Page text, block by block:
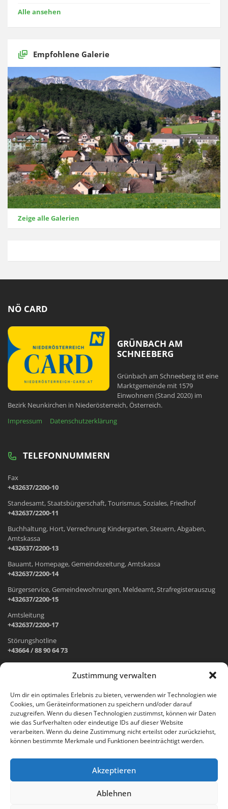
Zustimmung verwalten
Um dir ein optimales Erlebnis zu bieten, verwenden wir Technologien wie
Cookies, um Geräteinformationen zu speichern und/oder darauf
zuzugreifen. Wenn du diesen Technologien zustimmst, können wir Daten
wie das Surfverhalten oder eindeutige IDs auf dieser Website
verarbeiten. Wenn du deine Zustimmung nicht erteilst oder zurückziehst,
können bestimmte Merkmale und Funktionen beeinträchtigt werden.
Akzeptieren
Ablehnen
Alle ansehen
Empfohlene Galerie
Zeige alle Galerien
NÖ CARD
GRÜNBACH AM
SCHNEEBERG
Grünbach am Schneeberg ist eine
Marktgemeinde mit 1579
Einwohnern (Stand 2020) im
Bezirk Neunkirchen in Niederösterreich, Österreich.
Impressum
Datenschutzerklärung
TELEFONNUMMERN
Fax
+432637/2200-10
Standesamt, Staatsbürgerschaft, Tourismus, Soziales, Friedhof
+432637/2200-11
Buchhaltung, Hort, Verrechnung Kindergarten, Steuern, Abgaben,
Amtskassa
+432637/2200-13
Bauamt, Homepage, Gemeindezeitung, Amtskassa
+432637/2200-14
Bürgerservice, Gemeindewohnungen, Meldeamt, Strafregisterauszug
+432637/2200-15
Amtsleitung
+432637/2200-17
Störungshotline
+43664 / 88 90 64 73
Wr. Neustädter Straße 1
2733 Grünbach am Schneeberg
Öffnungszeiten Gemeindeamt:
Montag: 8.00 – 12.00 Uhr und 14.00 – 18.00 Uhr
Freitag: 8.00 – 12.00 Uhr
Email: